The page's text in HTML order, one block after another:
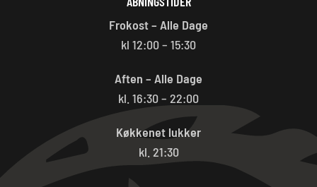
Frokost – Alle Dage
kl 12:00 – 15:30
Aften – Alle Dage
kl. 16:30 – 22:00
Køkkenet lukker
kl. 21:30